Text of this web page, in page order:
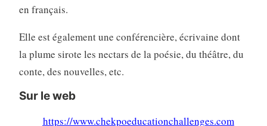
en français.
Elle est également une conférencière, écrivaine dont
la plume sirote les nectars de la poésie, du théâtre, du
conte, des nouvelles, etc.
Sur le web
https://www.chekpoeducationchallenges.com